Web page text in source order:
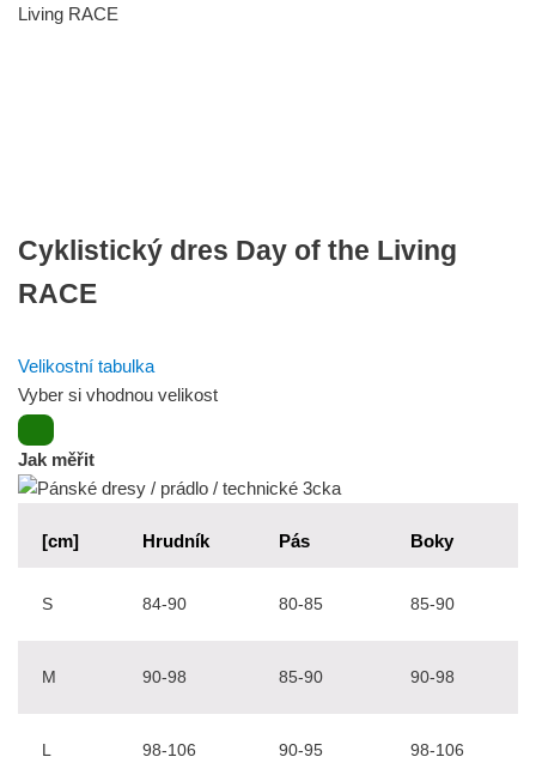
Living RACE
Cyklistický dres Day of the Living
RACE
Velikostní tabulka
Vyber si vhodnou velikost
Jak měřit
[cm] Hrudník Pás Boky
S 84-90 80-85 85-90
M 90-98 85-90 90-98
L 98-106 90-95 98-106